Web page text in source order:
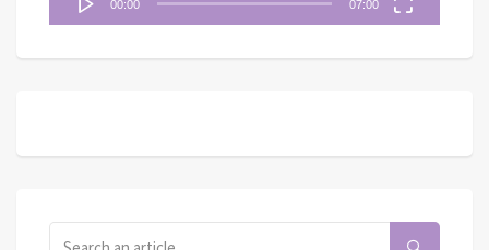
00:00 07:00